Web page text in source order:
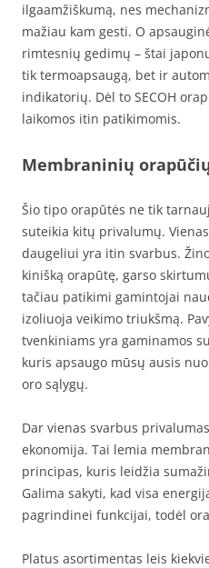
ilgaamžiškumą, nes
mažiau kam gesti. O
rimtesnių gedimų – štai
tik termoapsaugą, bet ir
indikatorių. Dėl to SECOH
laikomos itin patikimomis.
Membraninių
Šio tipo orapūtės ne tik
suteikia kitų privalumų.
daugeliui yra itin svarbus.
kinišką orapūtę, garso
tačiau patikimi gamintojai
izoliuoja veikimo triukšmą.
tvenkiniams yra gaminamos
kuris apsaugo mūsų ausis
oro sąlygų.
Dar vienas svarbus
ekonomija. Tai lemia
principas, kuris leidžia
Galima sakyti, kad visa
pagrindinei funkcijai, todėl
Platus asortimentas leis